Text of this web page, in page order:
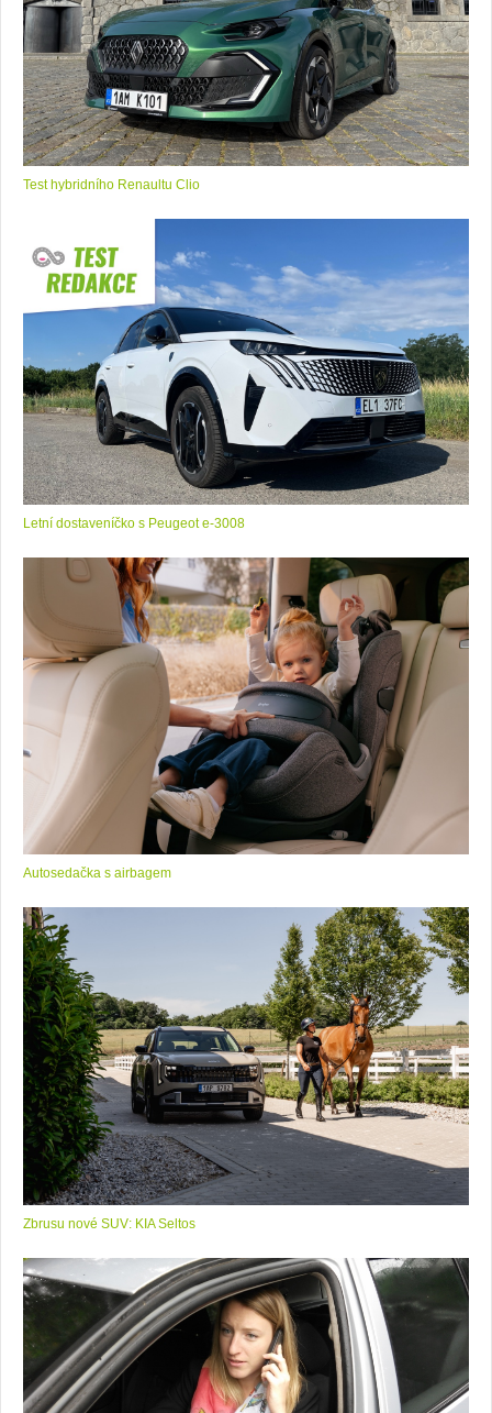
Test hybridního Renaultu Clio
Letní dostaveníčko s Peugeot e-3008
Autosedačka s airbagem
Zbrusu nové SUV: KIA Seltos